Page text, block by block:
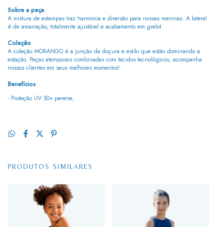
Sobre a peça
A mistura de estampas traz harmonia e diversão para nossas meninas. A lateral
é de amarração, totalmente ajustável e acabamento em grelot
Coleção
A coleção MORANGO é a junção da doçura e estilo que estão dominando a
estação. Peças atemporais combinadas com tecidos tecnológicos, acompanha
nossos clientes em seus melhores momentos!
Benefícios
- Proteção UV 50+ perene;
PRODUTOS SIMILARES